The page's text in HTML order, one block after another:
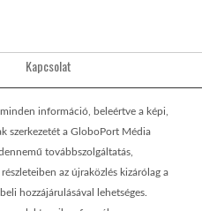
Kapcsolat
információ, beleértve a képi,
szerkezetét a GloboPort Média
továbbszolgáltatás,
az újraközlés kizárólag a
hozzájárulásával lehetséges.